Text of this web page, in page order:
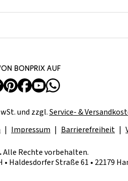
bonprix auf
und zzgl.Service- &
Impressum Barrierefreiheit
Alle Rechte vorbehalten.
Haldesdorfer Straße 61 • 22179